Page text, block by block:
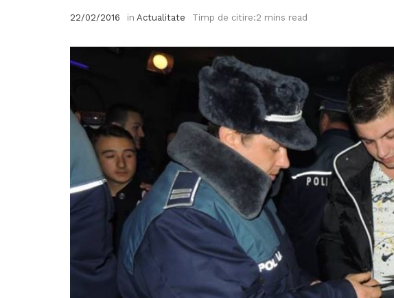
22/02/2016 in Actualitate Timp de citire:2 mins read